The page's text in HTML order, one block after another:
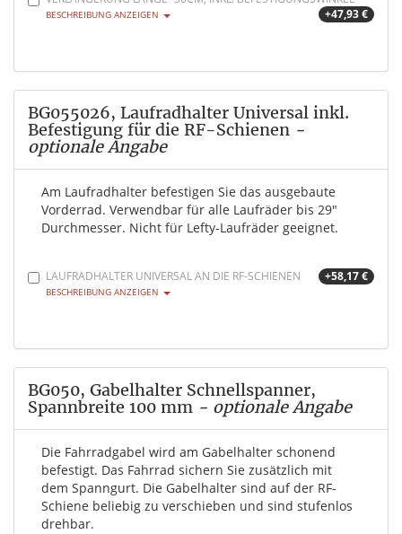
+47,93 €
BESCHREIBUNG ANZEIGEN
BG055026, Laufradhalter Universal inkl.
Befestigung für die RF-Schienen -
optionale Angabe
Am Laufradhalter befestigen Sie das ausgebaute
Vorderrad. Verwendbar für alle Laufräder bis 29"
Durchmesser. Nicht für Lefty-Laufräder geeignet.
LAUFRADHALTER UNIVERSAL AN DIE RF-SCHIENEN +58,17 €
BESCHREIBUNG ANZEIGEN
BG050, Gabelhalter Schnellspanner,
Spannbreite 100 mm - optionale Angabe
Die Fahrradgabel wird am Gabelhalter schonend
befestigt. Das Fahrrad sichern Sie zusätzlich mit
dem Spanngurt. Die Gabelhalter sind auf der RF-
Schiene beliebig zu verschieben und sind stufenlos
drehbar.